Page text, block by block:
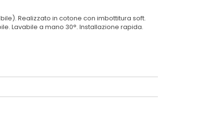
Realizzato in cotone con imbottitura soft.
Lavabile a mano 30°. Installazione rapida.